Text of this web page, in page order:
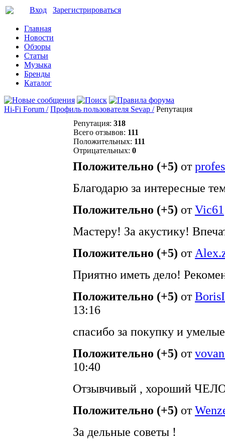
Вход Зарегистрироваться
Главная
Новости
Обзоры
Статьи
Музыка
Бренды
Каталог
Hi-Fi Forum / Профиль пользователя Sevap / Репутация
Репутация: 318
Всего отзывов: 111
Положительных: 111
Отрицательных: 0
Положительно (+5) от
Благодарю за интересные
Положительно (+5) отVic61
Мастеру! За акустику!
Положительно (+5) от
Приятно иметь дело!
Положительно (+5) от
13:16
спасибо за покупку и
Положительно (+5) от
10:40
Отзывчивый , хороший
Положительно (+5) от
За дельные советы !